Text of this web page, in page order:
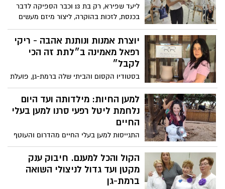
ליעד שפירא, רק בת 13 וכבר הספיקה לדבר
בכנסת, לזכות בהוקרה, ליצור מיזם מעשים
טובים עם העירייה ובעיקר לעשות טוב
יוצרת אמנות ונותנת אהבה - ריקי
רפאל מאמינה ב״לתת זה הכי
לקבל״
בסטודיו הקסום והביתי שלה ברמת-גן, פועלת
ריקי רפאל מתוך אמונה עמוקה בנתינה
ובחסד. מאז ה-7 באוקטובר היא פועלת עם
משפחות מפונות
למען החיות: מילדותה ועד היום
נלחמת ליטל רפעי סרנו למען בעלי
החיים
התגייסות למען בעלי החיים מהדרום והעוטף
הקול והכל למענם. חיבוק ענק
מקטן ועד גדול לניצולי השואה
ברמת-גן